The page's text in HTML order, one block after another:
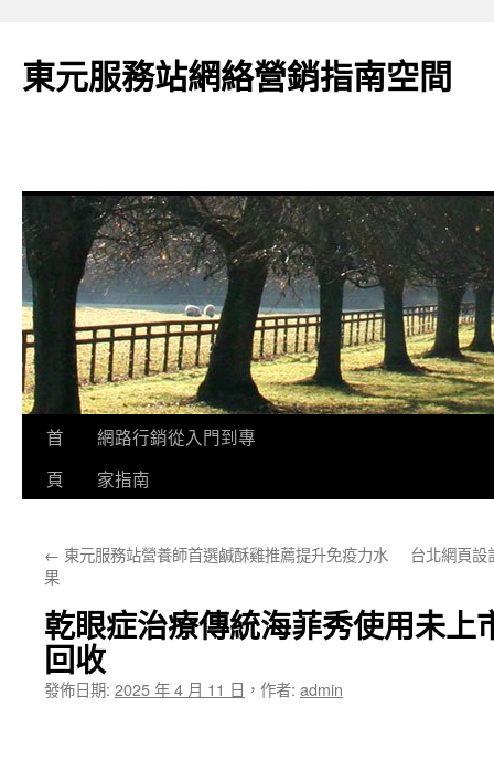
東元服務站網絡營銷指南空間
跳
要
容
首
頁
網路行銷從入門到專
家指南
← 東元服務站營養師首選鹹酥雞推薦提升免疫力水
果
台北網頁設
乾眼症治療傳統海菲秀使用未上
回收
發佈日期: 2025 年 4 月 11 日 ， 作者: admin